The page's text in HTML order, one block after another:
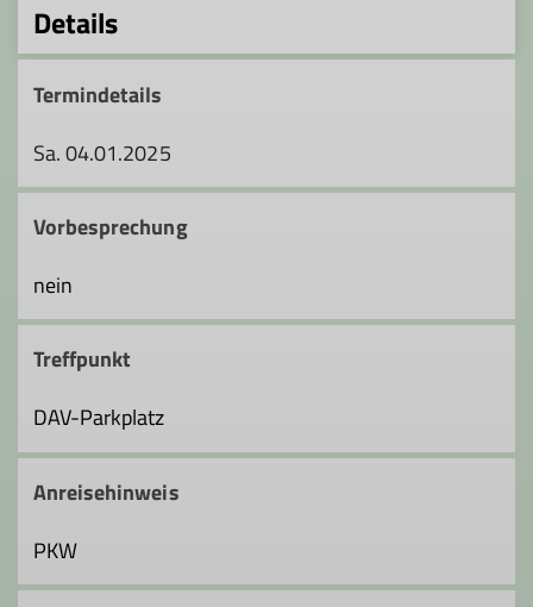
Details
Termindetails
Sa. 04.01.2025
Vorbesprechung
nein
Treffpunkt
DAV-Parkplatz
Anreisehinweis
PKW